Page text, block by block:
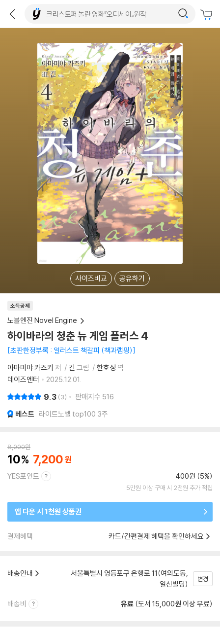
사이즈비교 공유하기
소득공제
노블엔진 Novel Engine
하이바라의 청춘 뉴 게임 플러스 4
초판한정부록 : 일러스트 책갈피 (책과랩핑)
아마미야 카즈키 저 긴 그림 한호성 역
데이즈엔터
2025.12.01.
9.3 3 판매지수 516
베스트 라이트노벨 top100 3주
8,000원
10 7,200
YES포인트 400원 (5%)
5만원 이상 구매 시 2천원 추가 적립
앱 다운 시 1천원 상품권
결제혜택 카드/간편결제 혜택을 확인하세요
배송안내
서울특별시 영등포구 은행로 11(여의도동,
일신빌딩)
변경
배송비 유료 (도서 15,000원 이상 무료)